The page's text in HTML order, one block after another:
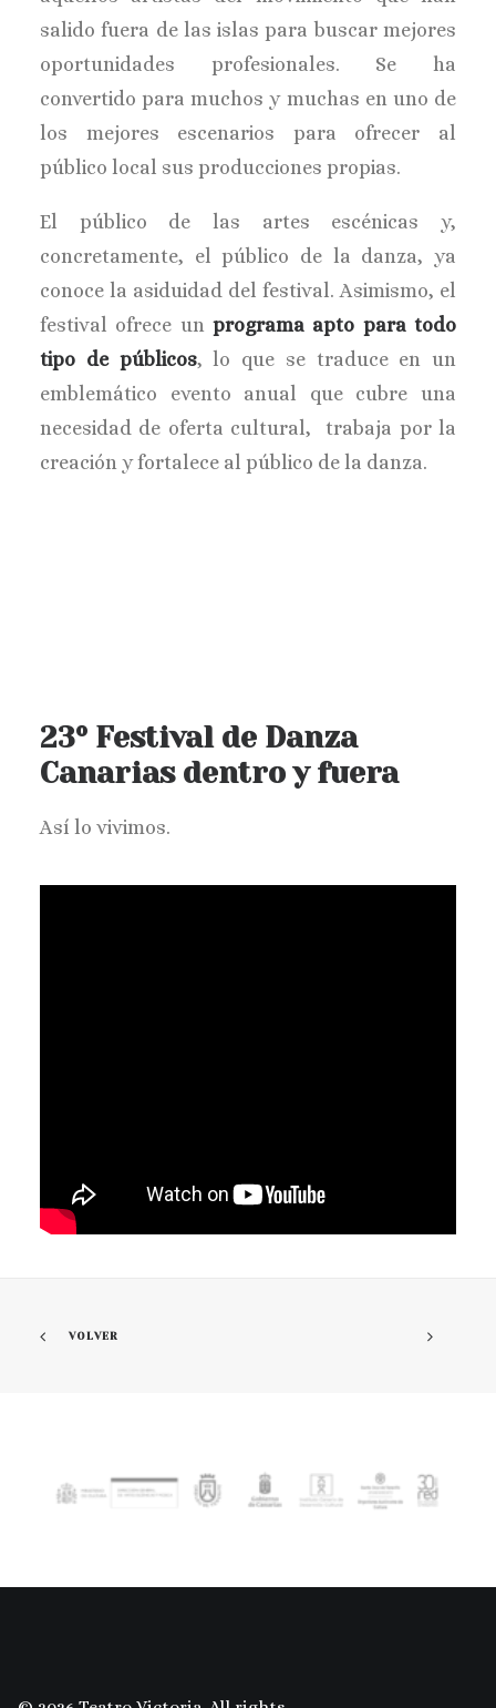
salido fuera de las islas para buscar mejores
oportunidades profesionales. Se ha
convertido para muchos y muchas en uno de
los mejores escenarios para ofrecer al
público local sus producciones propias.
El público de las artes escénicas y,
concretamente, el público de la danza, ya
conoce la asiduidad del festival. Asimismo, el
festival ofrece un programa apto para todo
tipo de públicos, lo que se traduce en un
emblemático evento anual que cubre una
necesidad de oferta cultural, trabaja por la
creación y fortalece al público de la danza.
23º Festival de Danza
Canarias dentro y fuera
Así lo vivimos.
VOLVER